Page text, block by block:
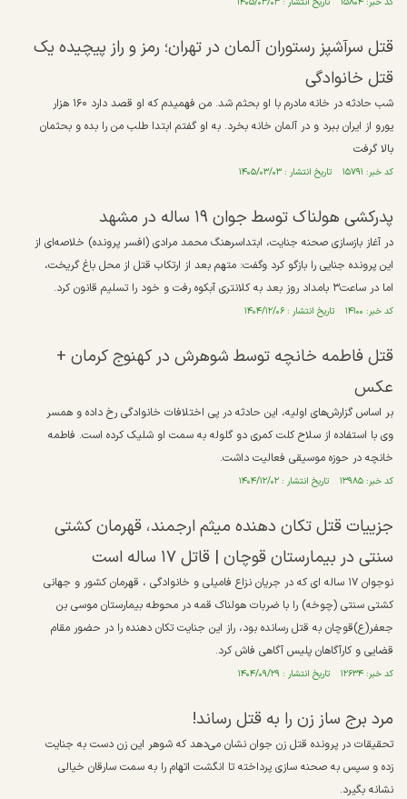
قتل سرآشپز رستوران آلمان در تهران؛ رمز و راز پیچیده یک
قتل خانوادگی
شب حادثه در خانه مادرم با او بحثم شد. من فهمیدم که او قصد دارد ۱۶۰ هزار
یورو از ایران ببرد و در آلمان خانه بخرد. به او گفتم ابتدا طلب من را بده و بحثمان
بالا گرفت
کد خبر: ۱۵۷۹۱ تاریخ انتشار : ۱۴۰۵/۰۳/۰۳
پدرکشی هولناک توسط جوان ۱۹ ساله در مشهد
در آغاز بازسازی صحنه جنایت، ابتداسرهنگ محمد مرادی (افسر پرونده) خلاصه‌ای از
این پرونده جنایی را بازگو کرد وگفت: متهم بعد از ارتکاب قتل از محل باغ گریخت،
اما در ساعت۳ بامداد روز بعد به کلانتری آبکوه رفت و خود را تسلیم قانون کرد.
کد خبر: ۱۴۱۰۰ تاریخ انتشار : ۱۴۰۴/۱۲/۰۶
قتل فاطمه خانچه توسط شوهرش در کهنوج کرمان +
عکس
بر اساس گزارش‌های اولیه، این حادثه در پی اختلافات خانوادگی رخ داده و همسر
وی با استفاده از سلاح کلت کمری دو گلوله به سمت او شلیک کرده است. فاطمه
خانچه در حوزه موسیقی فعالیت داشت.
کد خبر: ۱۳۹۸۵ تاریخ انتشار : ۱۴۰۴/۱۲/۰۲
جزییات قتل تکان دهنده میثم ارجمند، قهرمان کشتی
سنتی در بیمارستان قوچان | قاتل ۱۷ ساله است
نوجوان ۱۷ ساله ای که در جریان نزاع فامیلی و خانوادگی ، قهرمان کشور و جهانی
کشتی سنتی (چوخه) را با ضربات هولناک قمه در محوطه بیمارستان موسی بن
جعفر(ع)قوچان به قتل رسانده بود، راز این جنایت تکان دهنده را در حضور مقام
قضایی و کارآگاهان پلیس آگاهی فاش کرد.
کد خبر: ۱۲۶۳۴ تاریخ انتشار : ۱۴۰۴/۰۹/۲۹
مرد برج ساز زن را به قتل رساند!
تحقیقات در پرونده قتل زن جوان نشان می‌دهد که شوهر این زن دست به جنایت
زده و سپس به صحنه سازی پرداخته تا انگشت اتهام را به سمت سارقان خیالی
نشانه بگیرد.